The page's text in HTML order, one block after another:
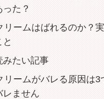
た？
リームはばれるのか？
みたい記事
リームがバレる原因は3
レません